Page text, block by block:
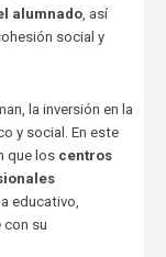
alumnado, así
social y
la inversión en la
y social. En este
que los centros
educativo,
con su